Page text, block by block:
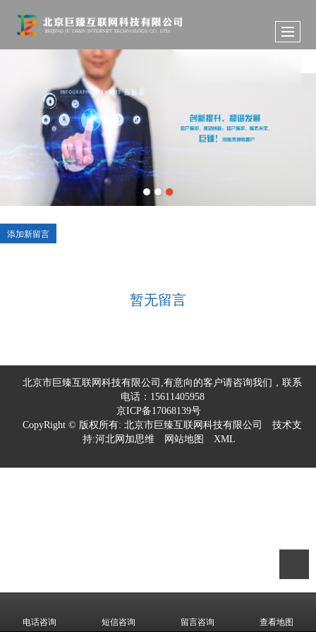
添加新留言
暂无留言
北京市巨臻互联网科技有限公司,有意向的客户请咨询我们，联系
电话：15611405958
京ICP备17068139号
CopyRight © 版权所有:北京市巨臻互联网科技有限公司
技术支
持:河北网加思维 网站地图 XML
电话咨询 短信咨询 留言咨询 查看地图